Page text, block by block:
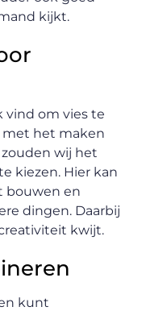
kijkt.
vind om vies te
met het maken
wij het
kiezen. Hier kan
bouwen en
dingen. Daarbij
kwijt.
kunt